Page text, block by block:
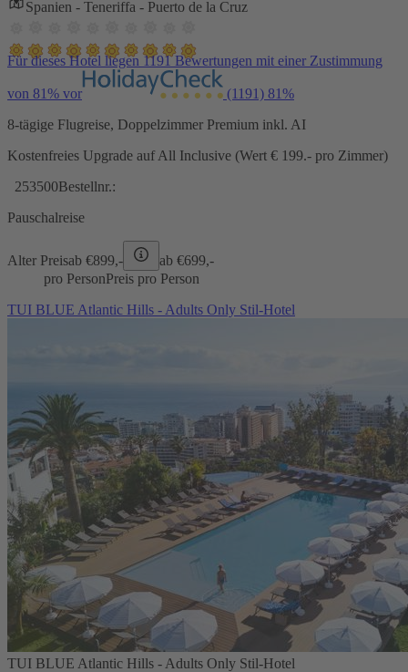
Spanien - Teneriffa - Puerto de la Cruz
Für dieses Hotel liegen 1191 Bewertungen mit einer Zustimmung
von 81% vor (1191) 81%
8-tägige Flugreise, Doppelzimmer Premium inkl. AI
Kostenfreies Upgrade auf All Inclusive (Wert € 199.- pro Zimmer)
253500Bestellnr.:
Pauschalreise
Alter Preisab €899,- ab €699,-
pro PersonPreis pro Person
TUI BLUE Atlantic Hills - Adults Only Stil-Hotel
TUI BLUE Atlantic Hills - Adults Only Stil-Hotel